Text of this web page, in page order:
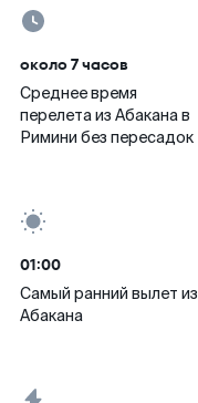
около 7 часов
Среднее время
перелета из Абакана в
Римини без пересадок
01:00
Самый ранний вылет из
Абакана